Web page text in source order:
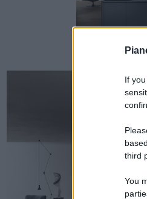
If
third
You